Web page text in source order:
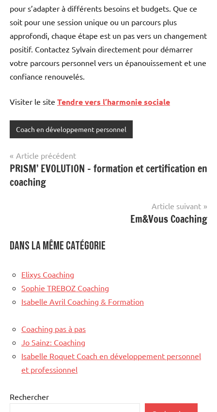
pour s’adapter à différents besoins et budgets. Que ce
soit pour une session unique ou un parcours plus
approfondi, chaque étape est un pas vers un changement
positif. Contactez Sylvain directement pour démarrer
votre parcours personnel vers un épanouissement et une
confiance renouvelés.
Visiter le site Tendre vers l’harmonie sociale
Coach en développement personnel
Navigation
de
l’article
Article précédent
PRISM’ EVOLUTION – formation et certification en
coaching
Article suivant
Em&Vous Coaching
Dans la même catégorie
Elixys Coaching
Sophie TREBOZ Coaching
Isabelle Avril Coaching & Formation
Coaching pas à pas
Jo Sainz: Coaching
Isabelle Roquet Coach en développement personnel
et professionnel
Rechercher